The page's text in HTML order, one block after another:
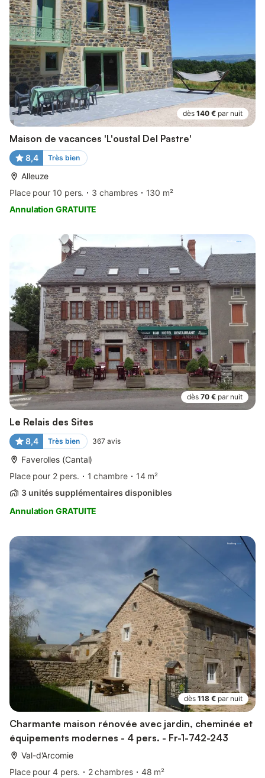
dès 140 € par nuit
Maison de vacances 'L'oustal Del Pastre'
8,4 Très bien
Alleuze
Place pour 10 pers.
3 chambres
130 m²
Annulation GRATUITE
dès 70 € par nuit
Le Relais des Sites
8,4 Très bien 367 avis
Faverolles (Cantal)
Place pour 2 pers.
1 chambre
14 m²
3 unités supplémentaires disponibles
Annulation GRATUITE
dès 118 € par nuit
Charmante maison rénovée avec jardin, cheminée et
équipements modernes - 4 pers. - Fr-1-742-243
Val-d'Arcomie
Place pour 4 pers.
2 chambres 48 m²